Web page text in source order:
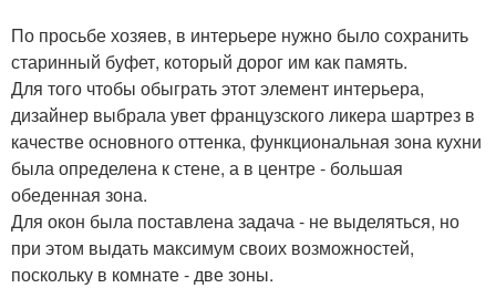
По просьбе хозяев, в интерьере нужно было сохранить
старинный буфет, который дорог им как память.
Для того чтобы обыграть этот элемент интерьера,
дизайнер выбрала увет французского ликера шартрез в
качестве основного оттенка, функциональная зона кухни
была определена к стене, а в центре - большая
обеденная зона.
Для окон была поставлена задача - не выделяться, но
при этом выдать максимум своих возможностей,
поскольку в комнате - две зоны.